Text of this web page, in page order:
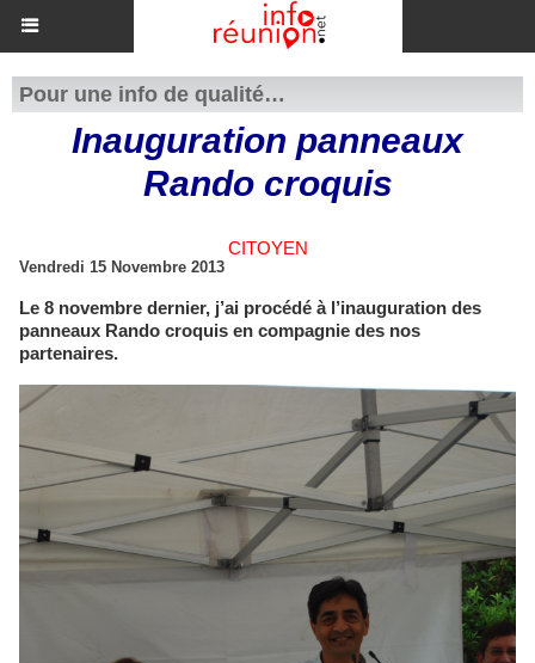
Pour une info de qualité…
Inauguration panneaux
Rando croquis
CITOYEN
Vendredi 15 Novembre 2013
Le 8 novembre dernier, j’ai procédé à l’inauguration des
panneaux Rando croquis en compagnie des nos
partenaires.